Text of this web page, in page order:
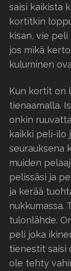
saisi kaikista
kortitkin
kisan, vie
jos mikä
kuluminen
Kun kortit on
tienaamalla.
onkin
kaikki peli-ilo
seurauksena
muiden
pelissäsi ja
ja kerää
nukkumassa.
tulonlähde.
peli joka
tienestit saisi
ole tehty